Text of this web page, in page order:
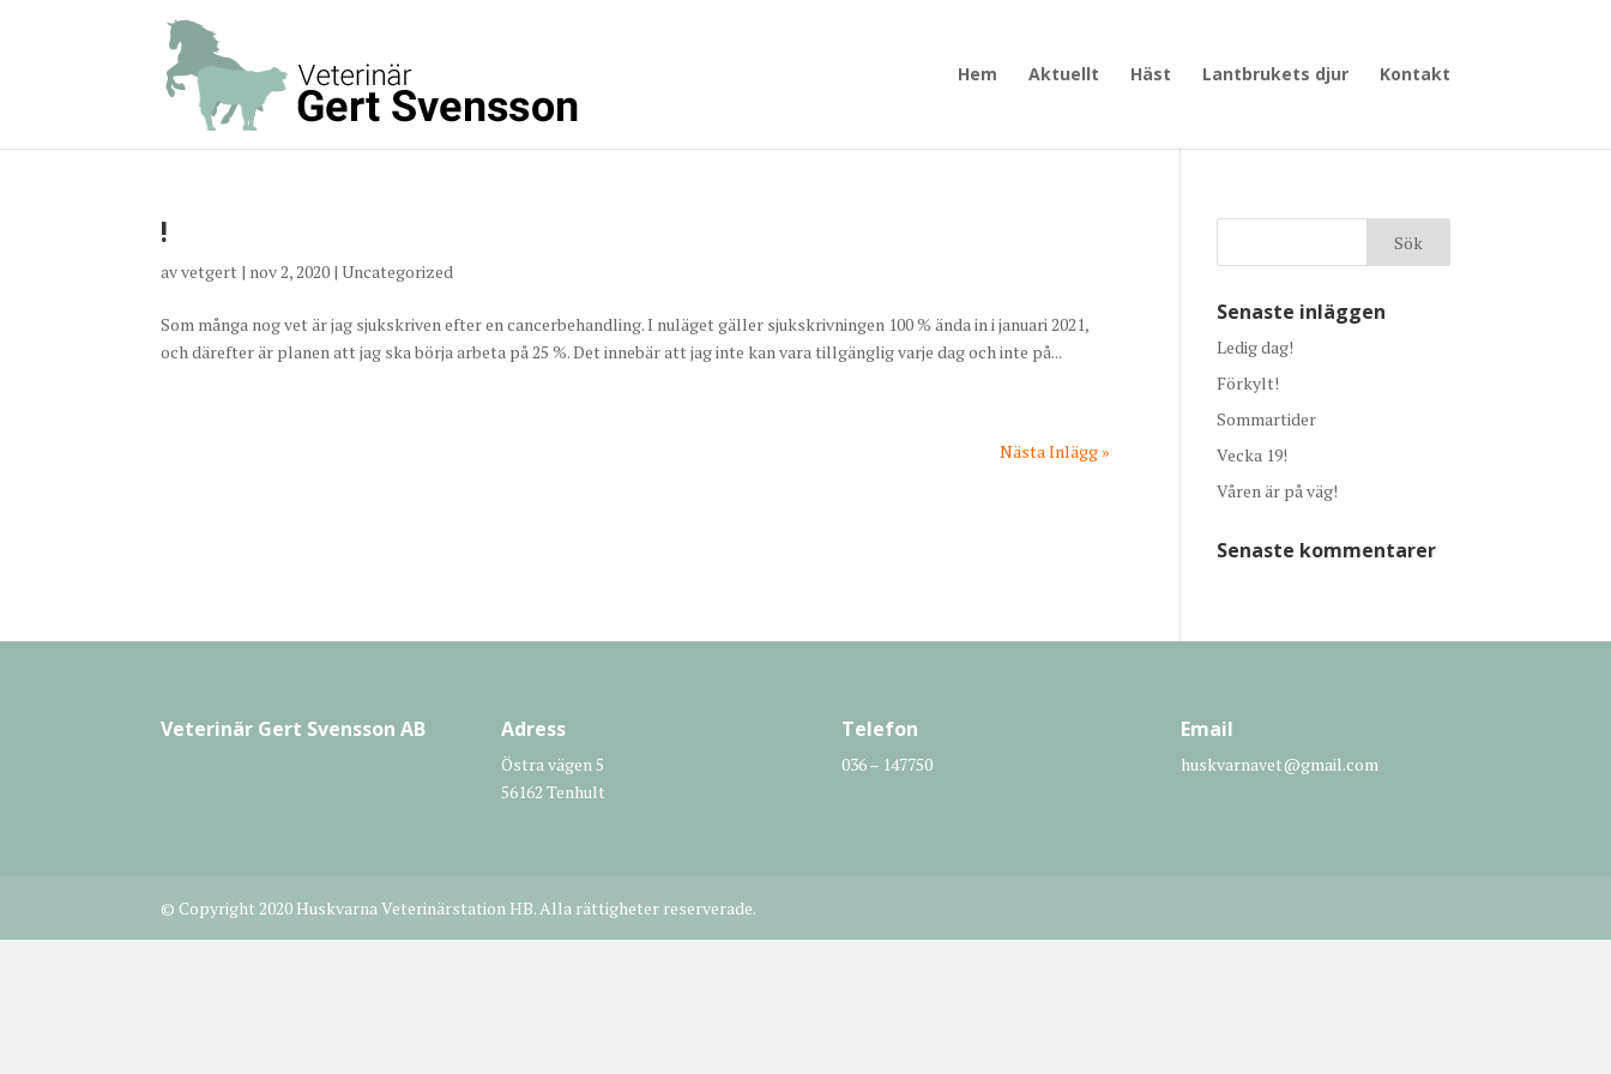
Hem Aktuellt Häst Lantbrukets djur Kontakt
!
avvetgert | nov 2, 2020 |Uncategorized
Som många nog vet är jag sjukskriven efter en cancerbehandling. I nuläget gäller sjukskrivningen 100 % ända in i januari 2021,
och därefter är planen att jag ska börja arbeta på 25 %. Det innebär att jag inte kan vara tillgänglig varje dag och inte på...
Nästa Inlägg »
Senaste inläggen
Ledig dag!
Förkylt!
Sommartider
Vecka 19!
Våren är på väg!
Senaste kommentarer
Veterinär Gert Svensson AB Adress
Östra vägen 5
56162 Tenhult
Telefon
036 – 147750
Email
huskvarnavet@gmail.com
© Copyright 2020 Huskvarna Veterinärstation HB. Alla rättigheter reserverade.